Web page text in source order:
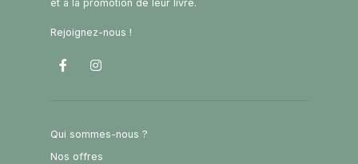
et à la promotion de leur livre.
Rejoignez-nous !
Qui sommes-nous ?
Nos offres